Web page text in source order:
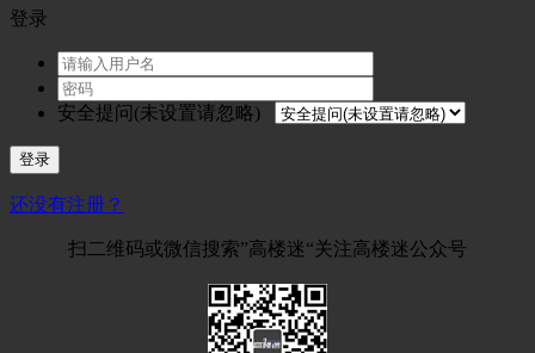
登录
安全提问(未设置请忽略)
登录
还没有注册？
扫二维码或微信搜索”高楼迷“关注高楼迷公众号